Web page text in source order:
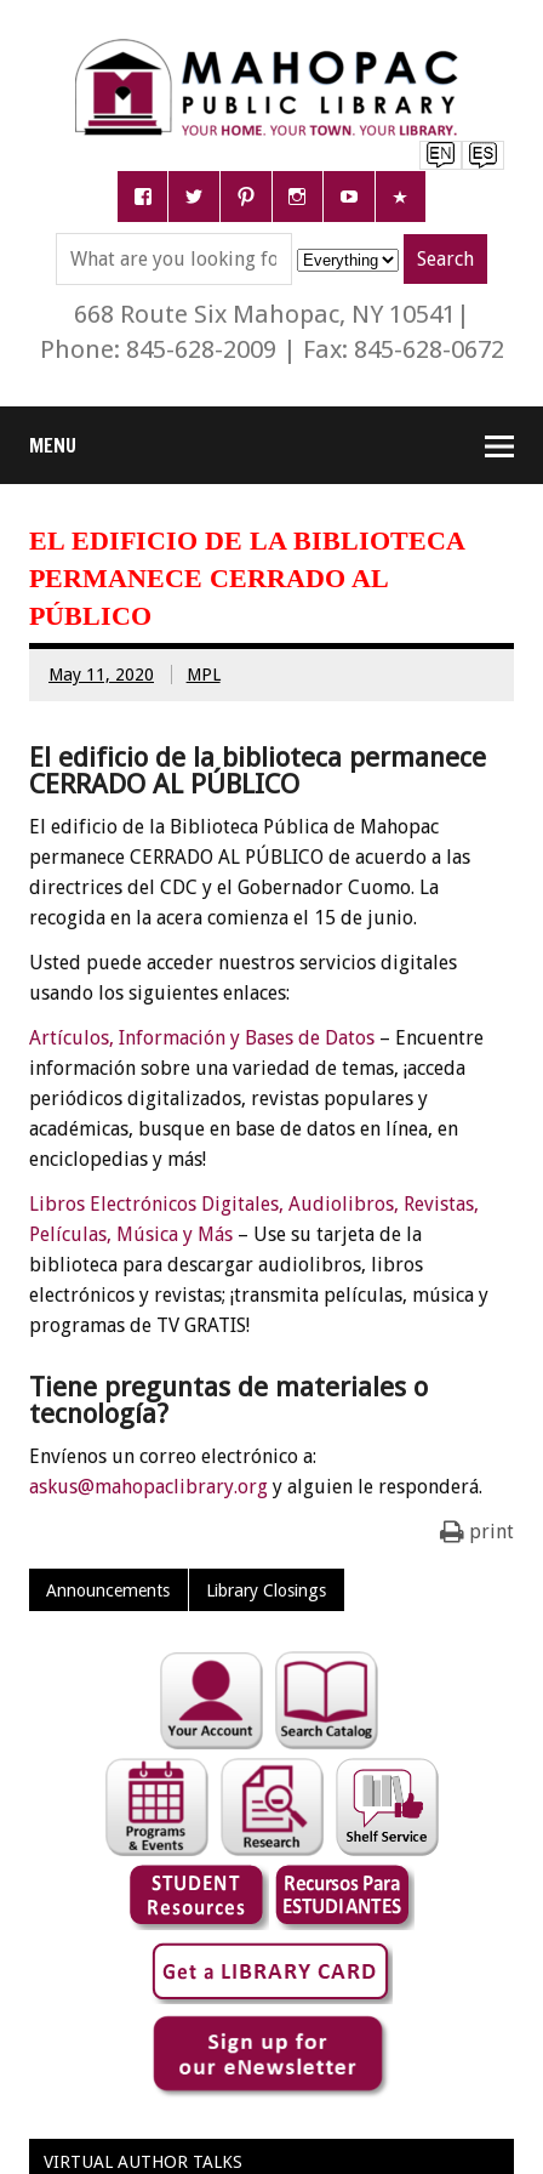
668 Route Six Mahopac, NY 10541|
Phone: 845-628-2009 | Fax: 845-628-0672
MENU
EL EDIFICIO DE LA BIBLIOTECA
PERMANECE CERRADO AL
PÚBLICO
May 11, 2020 MPL
El edificio de la biblioteca permanece
CERRADO AL PÚBLICO
El edificio de la Biblioteca Pública de Mahopac
permanece CERRADO AL PÚBLICO de acuerdo a las
directrices del CDC y el Gobernador Cuomo. La
recogida en la acera comienza el 15 de junio.
Usted puede acceder nuestros servicios digitales
usando los siguientes enlaces:
Artículos, Información y Bases de Datos – Encuentre
información sobre una variedad de temas, ¡acceda
periódicos digitalizados, revistas populares y
académicas, busque en base de datos en línea, en
enciclopedias y más!
Libros Electrónicos Digitales, Audiolibros, Revistas,
Películas, Música y Más – Use su tarjeta de la
biblioteca para descargar audiolibros, libros
electrónicos y revistas; ¡transmita películas, música y
programas de TV GRATIS!
Tiene preguntas de materiales o
tecnología?
Envíenos un correo electrónico a:
askus@mahopaclibrary.org y alguien le responderá.
print
Announcements Library Closings
VIRTUAL AUTHOR TALKS